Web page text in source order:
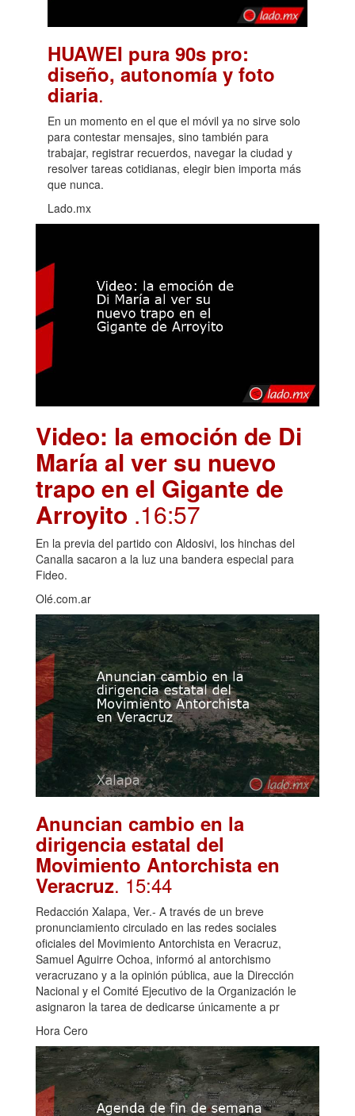
HUAWEI pura 90s pro:
diseño, autonomía y foto
diaria.
En un momento en el que el móvil ya no sirve solo
para contestar mensajes, sino también para
trabajar, registrar recuerdos, navegar la ciudad y
resolver tareas cotidianas, elegir bien importa más
que nunca.
Lado.mx
Video: la emoción de Di
María al ver su nuevo
trapo en el Gigante de
Arroyito .16:57
En la previa del partido con Aldosivi, los hinchas del
Canalla sacaron a la luz una bandera especial para
Fideo.
Olé.com.ar
Anuncian cambio en la
dirigencia estatal del
Movimiento Antorchista en
Veracruz. 15:44
Redacción Xalapa, Ver.- A través de un breve
pronunciamiento circulado en las redes sociales
oficiales del Movimiento Antorchista en Veracruz,
Samuel Aguirre Ochoa, informó al antorchismo
veracruzano y a la opinión pública, aue la Dirección
Nacional y el Comité Ejecutivo de la Organización le
asignaron la tarea de dedicarse únicamente a pr
Hora Cero